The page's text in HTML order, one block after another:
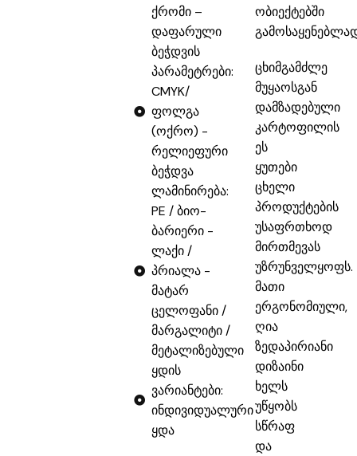
ქრომი –
დაფარული
ბეჭდვის
პარამეტრები:
CMYK/
ფოლგა
(ოქრო) -
რელიეფური
ბეჭდვა
ლამინირება:
PE / ბიო-
ბარიერი -
ლაქი /
პრიალა -
მატარ
ცელოფანი /
მარგალიტი /
მეტალიზებული
ყდის
ვარიანტები:
ინდივიდუალური
ყდა
ობიექტებში
ცხიმგამძლე
მუყაოსგან
დამზადებული
კარტოფილის
ეს
ყუთები
ცხელი
პროდუქტების
უსაფრთხოდ
მირთმევას
უზრუნველყოფს.
მათი
ერგონომიული,
ღია
ზედაპირიანი
დიზაინი
ხელს
უწყობს
სწრაფ
და